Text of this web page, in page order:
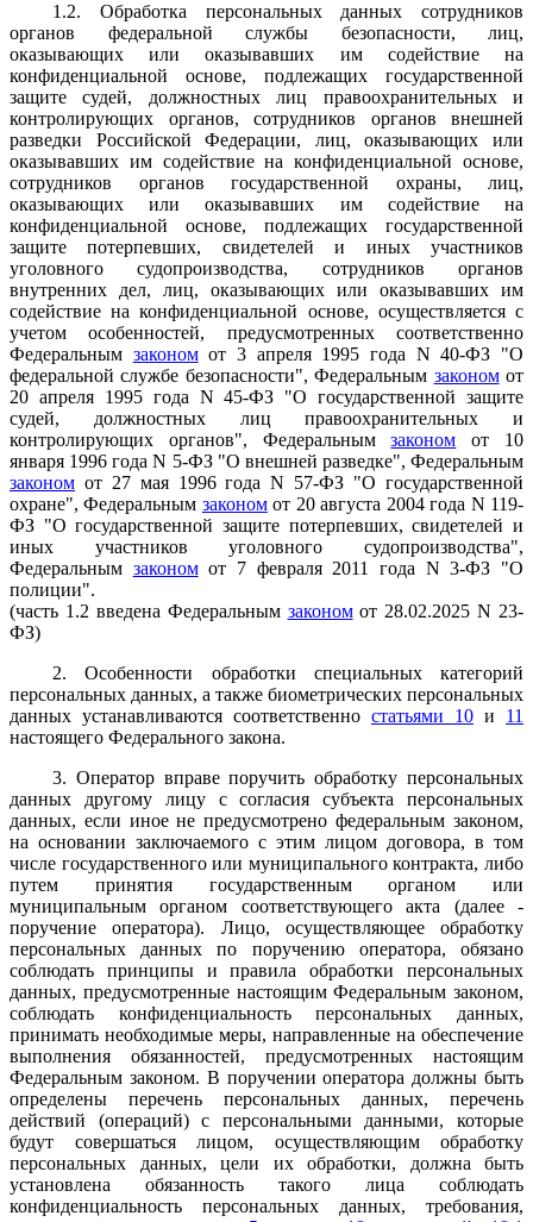
1.2. Обработка персональных данных сотрудников
органов федеральной службы безопасности, лиц,
оказывающих или оказывавших им содействие на
конфиденциальной основе, подлежащих государственной
защите судей, должностных лиц правоохранительных и
контролирующих органов, сотрудников органов внешней
разведки Российской Федерации, лиц, оказывающих или
оказывавших им содействие на конфиденциальной основе,
сотрудников органов государственной охраны, лиц,
оказывающих или оказывавших им содействие на
конфиденциальной основе, подлежащих государственной
защите потерпевших, свидетелей и иных участников
уголовного судопроизводства, сотрудников органов
внутренних дел, лиц, оказывающих или оказывавших им
содействие на конфиденциальной основе, осуществляется с
учетом особенностей, предусмотренных соответственно
Федеральным закономот 3 апреля 1995 года N 40-ФЗ "О
федеральной службе безопасности", Федеральным закономот
20 апреля 1995 года N 45-ФЗ "О государственной защите
судей, должностных лиц правоохранительных и
контролирующих органов", Федеральнымзаконом от 10
января 1996 года N 5-ФЗ "О внешней разведке", Федеральным
законом от 27 мая 1996 года N 57-ФЗ "О государственной
охране", Федеральным закономот 20 августа 2004 года N 119-
ФЗ "О государственной защите потерпевших, свидетелей и
иных участников уголовного судопроизводства",
Федеральным закономот 7 февраля 2011 года N 3-ФЗ "О
полиции".
(часть 1.2 введена Федеральным закономот 28.02.2025 N 23-
ФЗ)
2. Особенности обработки специальных категорий
персональных данных, а также биометрических персональных
данных устанавливаются соответственно статьями 10 и 11
настоящего Федерального закона.
3. Оператор вправе поручить обработку персональных
данных другому лицу с согласия субъекта персональных
данных, если иное не предусмотрено федеральным законом,
на основании заключаемого с этим лицом договора, в том
числе государственного или муниципального контракта, либо
путем принятия государственным органом или
муниципальным органом соответствующего акта (далее -
поручение оператора). Лицо, осуществляющее обработку
персональных данных по поручению оператора, обязано
соблюдать принципы и правила обработки персональных
данных, предусмотренные настоящим Федеральным законом,
соблюдать конфиденциальность персональных данных,
принимать необходимые меры, направленные на обеспечение
выполнения обязанностей, предусмотренных настоящим
Федеральным законом. В поручении оператора должны быть
определены перечень персональных данных, перечень
действий (операций) с персональными данными, которые
будут совершаться лицом, осуществляющим обработку
персональных данных, цели их обработки, должна быть
установлена обязанность такого лица соблюдать
конфиденциальность персональных данных, требования,